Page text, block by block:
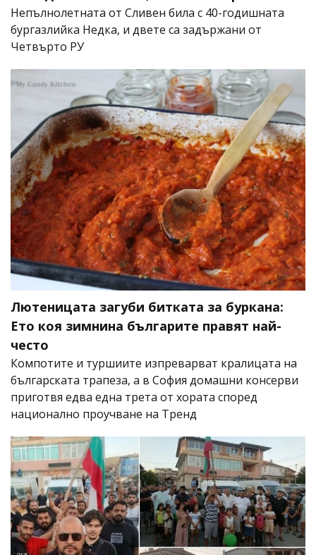
Непълнолетната от Сливен била с 40-годишната
бургазлийка Недка, и двете са задържани от
Четвърто РУ
Лютеницата загуби битката за буркана:
Ето коя зимнина българите правят най-
често
Компотите и туршиите изпреварват кралицата на
българската трапеза, а в София домашни консерви
приготвя едва една трета от хората според
национално проучване на Тренд